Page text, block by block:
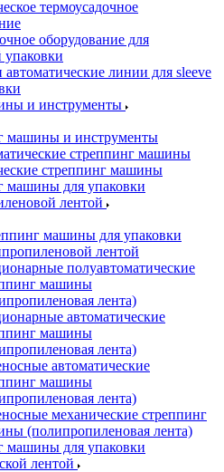
термоусадочное
оборудование для
упаковки
линии для sleeve
и инструменты
машины и инструменты
стреппинг машины
стреппинг машины
машины для упаковки
лентой
машины для упаковки
лентой
полуавтоматические
машины
лента)
автоматические
машины
лента)
автоматические
машины
лента)
механические стреппинг
(полипропиленовая лента)
машины для упаковки
лентой